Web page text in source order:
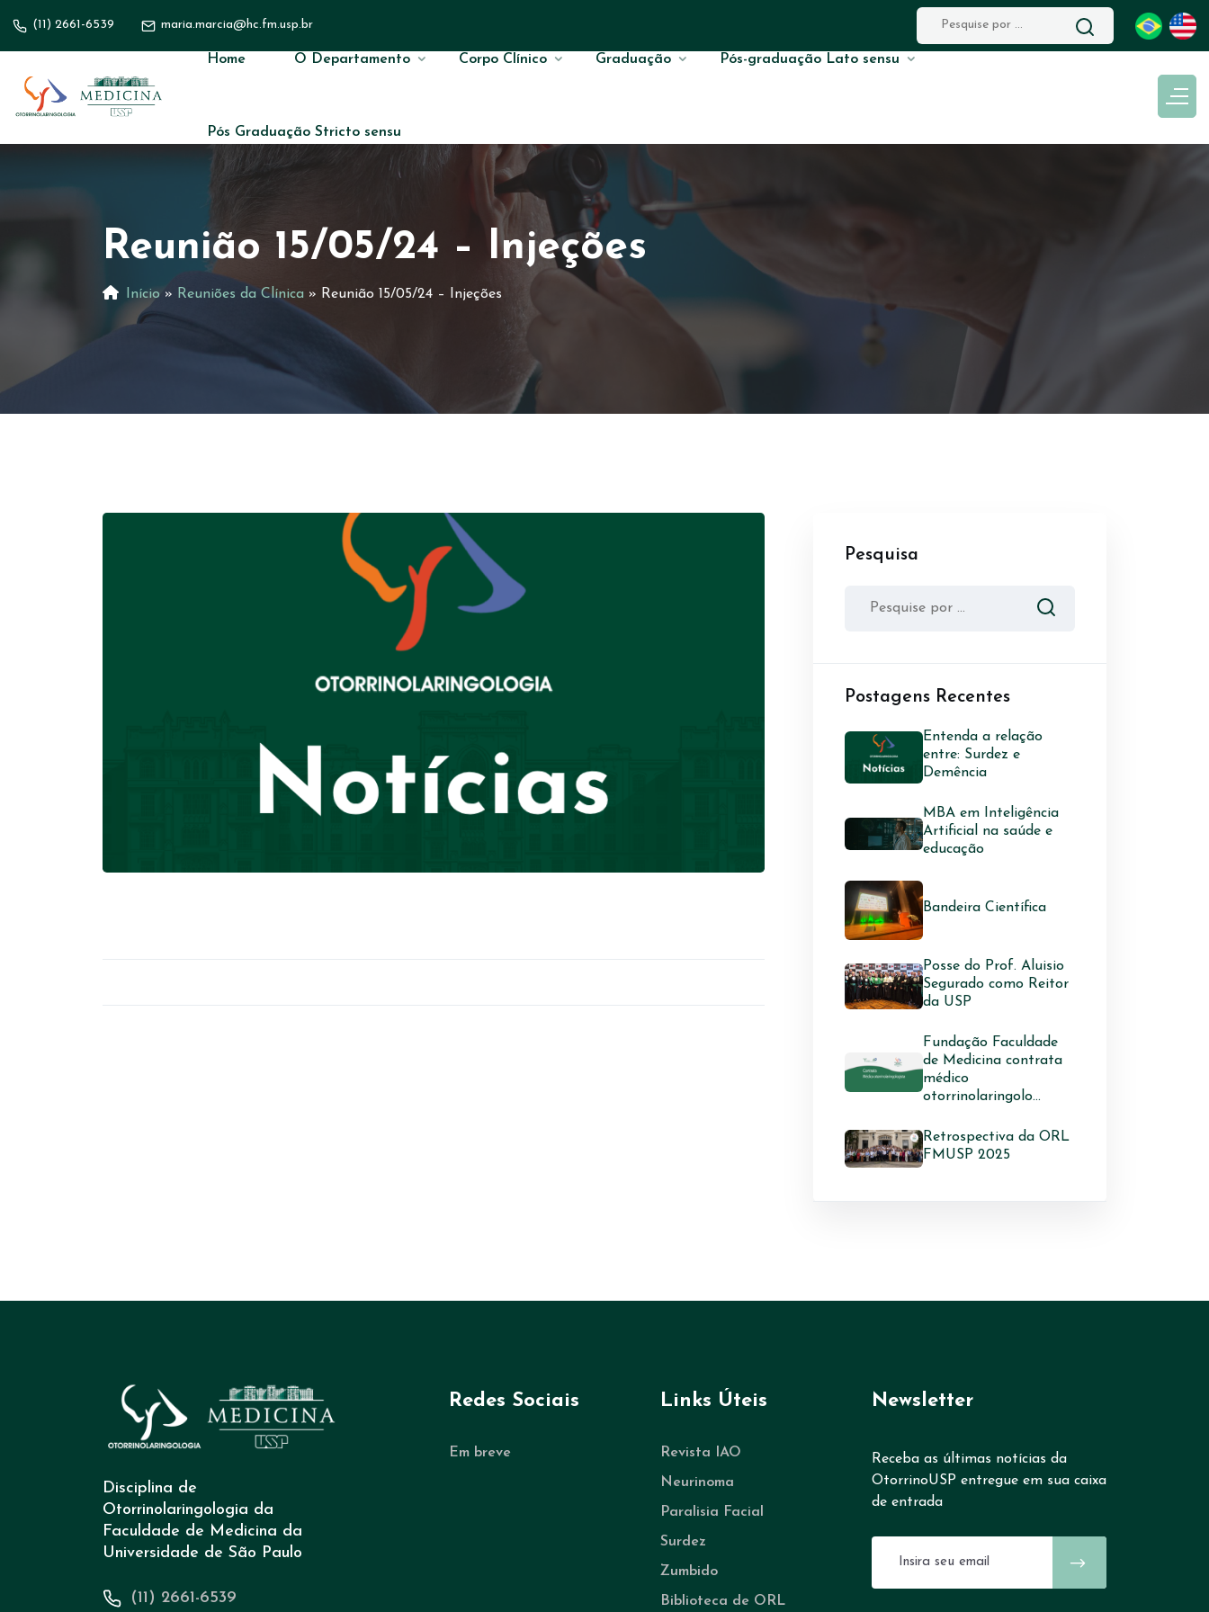
(11) 2661-6539 maria.marcia@hc.fm.usp.br
Home O Departamento Corpo Clínico Graduação Pós-graduação Lato sensu
Pós Graduação Stricto sensu
Reunião 15/05/24 – Injeções
Início » Reuniões da Clínica » Reunião 15/05/24 – Injeções
Pesquisa
Postagens Recentes
Entenda a relação
entre: Surdez e
Demência
MBA em Inteligência
Artificial na saúde e
educação
Bandeira Científica
Posse do Prof. Aluisio
Segurado como Reitor
da USP
Fundação Faculdade
de Medicina contrata
médico
otorrinolaringolo...
Retrospectiva da ORL
FMUSP 2025
Disciplina de
Otorrinolaringologia da
Faculdade de Medicina da
Universidade de São Paulo
(11) 2661-6539
Redes Sociais
Em breve
Links Úteis
Revista IAO
Neurinoma
Paralisia Facial
Surdez
Zumbido
Biblioteca de ORL
Newsletter
Receba as últimas notícias da
OtorrinoUSP entregue em sua caixa
de entrada